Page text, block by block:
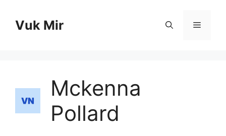
contentVuk Mir Menu
Mckenna
Pollard